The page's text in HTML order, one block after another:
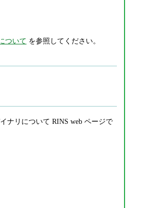
ついて を参照してください。
ナリについて RINS web ページで